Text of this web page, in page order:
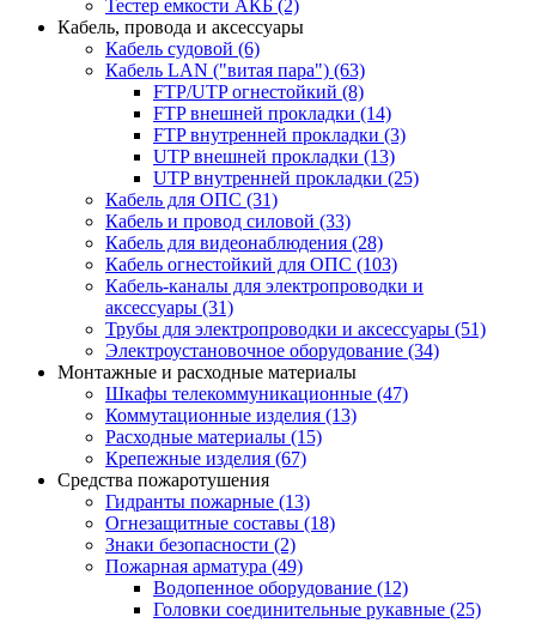
Тестер емкости АКБ (2)
Кабель, провода и аксессуары
Кабель судовой (6)
Кабель LAN ("витая пара") (63)
FTP/UTP огнестойкий (8)
FTP внешней прокладки (14)
FTP внутренней прокладки (3)
UTP внешней прокладки (13)
UTP внутренней прокладки (25)
Кабель для ОПС (31)
Кабель и провод силовой (33)
Кабель для видеонаблюдения (28)
Кабель огнестойкий для ОПС (103)
Кабель-каналы для электропроводки и
аксессуары (31)
Трубы для электропроводки и аксессуары (51)
Электроустановочное оборудование (34)
Монтажные и расходные материалы
Шкафы телекоммуникационные (47)
Коммутационные изделия (13)
Расходные материалы (15)
Крепежные изделия (67)
Средства пожаротушения
Гидранты пожарные (13)
Огнезащитные составы (18)
Знаки безопасности (2)
Пожарная арматура (49)
Водопенное оборудование (12)
Головки соединительные рукавные (25)